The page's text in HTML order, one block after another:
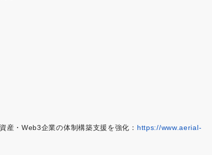
産・Web3企業の体制構築支援を強化： https://www.aerial-